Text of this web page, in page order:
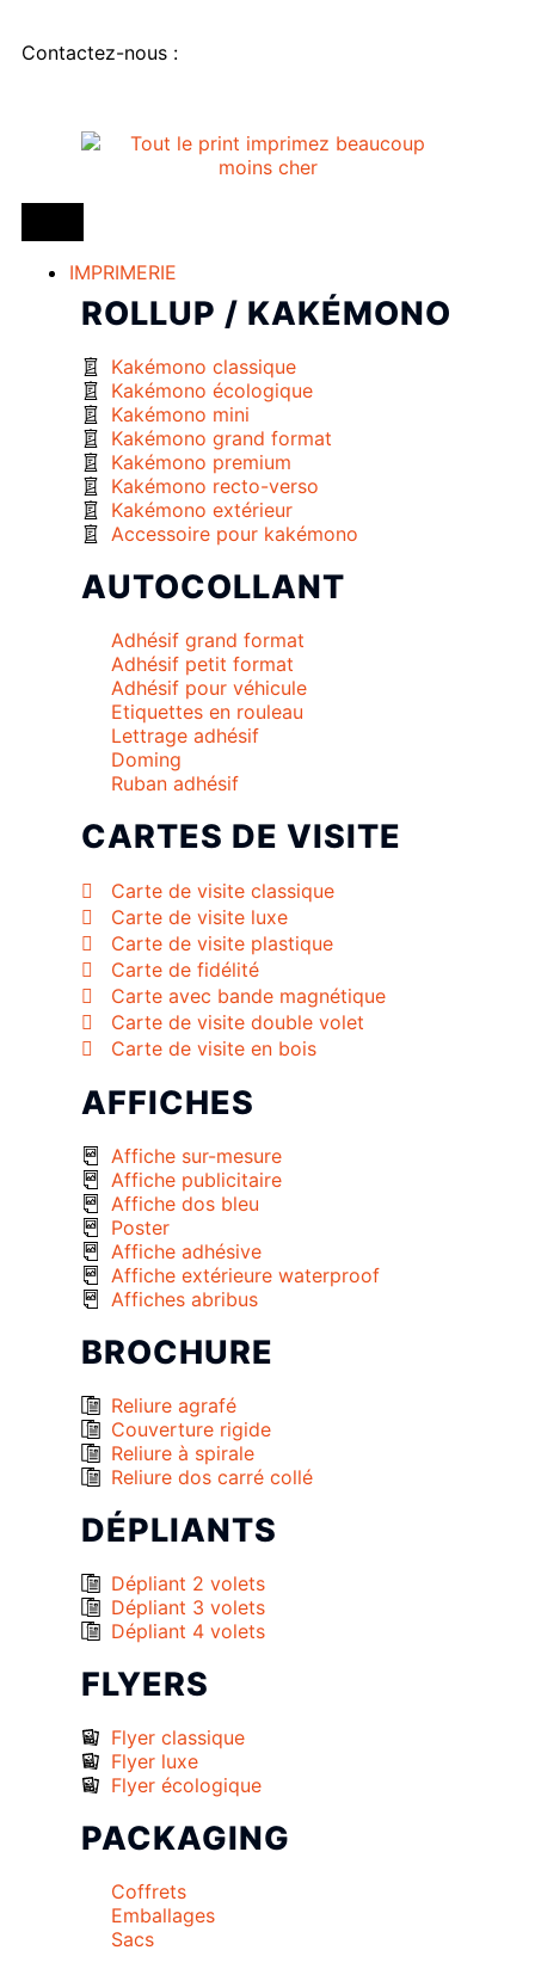
Contactez-nous :
IMPRIMERIE
ROLLUP / KAKÉMONO
Kakémono classique
Kakémono écologique
Kakémono mini
Kakémono grand format
Kakémono premium
Kakémono recto-verso
Kakémono extérieur
Accessoire pour kakémono
AUTOCOLLANT
Adhésif grand format
Adhésif petit format
Adhésif pour véhicule
Etiquettes en rouleau
Lettrage adhésif
Doming
Ruban adhésif
CARTES DE VISITE
Carte de visite classique
Carte de visite luxe
Carte de visite plastique
Carte de fidélité
Carte avec bande magnétique
Carte de visite double volet
Carte de visite en bois
AFFICHES
Affiche sur-mesure
Affiche publicitaire
Affiche dos bleu
Poster
Affiche adhésive
Affiche extérieure waterproof
Affiches abribus
BROCHURE
Reliure agrafé
Couverture rigide
Reliure à spirale
Reliure dos carré collé
DÉPLIANTS
Dépliant 2 volets
Dépliant 3 volets
Dépliant 4 volets
FLYERS
Flyer classique
Flyer luxe
Flyer écologique
PACKAGING
Coffrets
Emballages
Sacs